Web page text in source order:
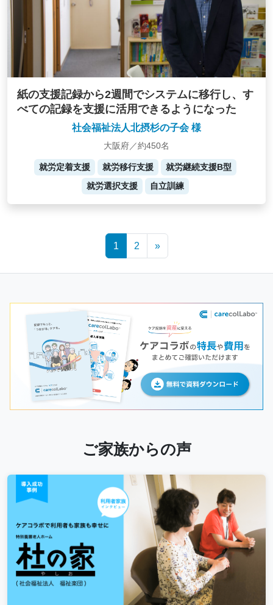
紙の支援記録から2週間でシステムに移行し、す
べての記録を支援に活用できるようになった
社会福祉法人北摂杉の子会 様
大阪府／約450名
就労定着支援 就労移行支援
就労継続支援B型
就労選択支援
自立訓練
1 2 »
ご家族からの声